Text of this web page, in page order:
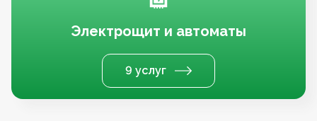
Электрощит и автоматы
9 услуг